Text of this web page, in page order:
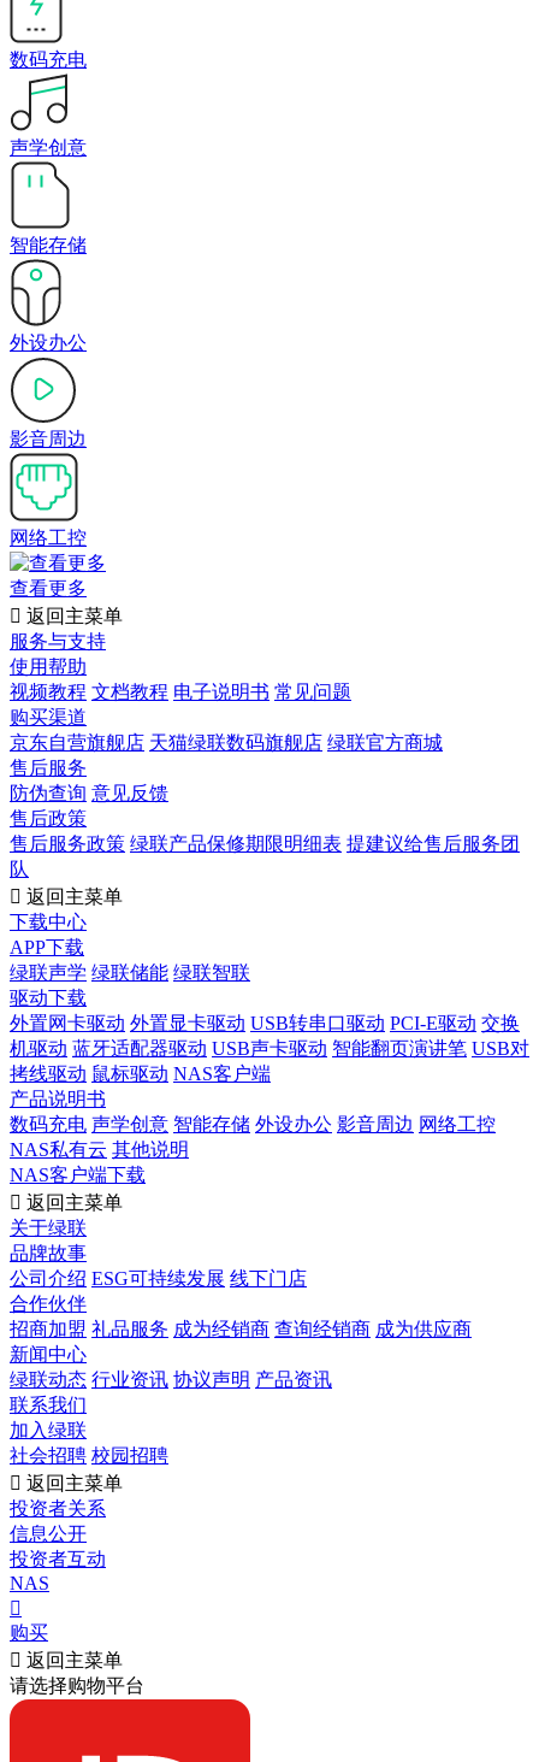
数码充电
声学创意
智能存储
外设办公
影音周边
网络工控
查看更多
 返回主菜单
服务与支持
使用帮助
视频教程 文档教程 电子说明书 常见问题
购买渠道
京东自营旗舰店 天猫绿联数码旗舰店 绿联官方商城
售后服务
防伪查询 意见反馈
售后政策
售后服务政策 绿联产品保修期限明细表 提建议给售后服务团
队
 返回主菜单
下载中心
APP下载
绿联声学 绿联储能 绿联智联
驱动下载
外置网卡驱动 外置显卡驱动 USB转串口驱动 PCI-E驱动 交换
机驱动 蓝牙适配器驱动 USB声卡驱动 智能翻页演讲笔 USB对
拷线驱动 鼠标驱动 NAS客户端
产品说明书
数码充电 声学创意 智能存储 外设办公 影音周边 网络工控
NAS私有云 其他说明
NAS客户端下载
 返回主菜单
关于绿联
品牌故事
公司介绍 ESG可持续发展 线下门店
合作伙伴
招商加盟 礼品服务 成为经销商 查询经销商 成为供应商
新闻中心
绿联动态 行业资讯 协议声明 产品资讯
联系我们
加入绿联
社会招聘 校园招聘
 返回主菜单
投资者关系
信息公开
投资者互动
NAS

购买
 返回主菜单
请选择购物平台